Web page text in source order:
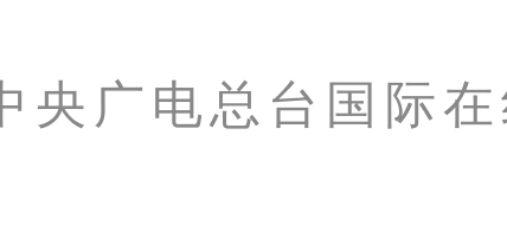
央广电总台国际在